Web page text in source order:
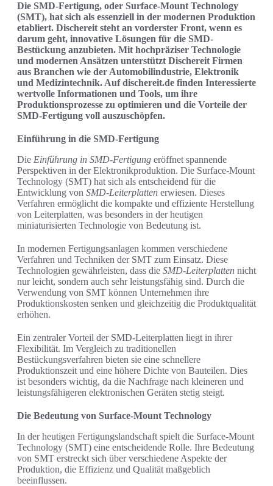
Die SMD-Fertigung, oder Surface-Mount Technology
(SMT), hat sich als essenziell in der modernen Produktion
etabliert. Dischereit steht an vorderster Front, wenn es
darum geht, innovative Lösungen für die SMD-
Bestückung anzubieten. Mit hochpräziser Technologie
und modernen Ansätzen unterstützt Dischereit Firmen
aus Branchen wie der Automobilindustrie, Elektronik
und Medizintechnik. Auf dischereit.de finden Interessierte
wertvolle Informationen und Tools, um ihre
Produktionsprozesse zu optimieren und die Vorteile der
SMD-Fertigung voll auszuschöpfen.
Einführung in die SMD-Fertigung
Die Einführung in SMD-Fertigung eröffnet spannende
Perspektiven in der Elektronikproduktion. Die Surface-Mount
Technology (SMT) hat sich als entscheidend für die
Entwicklung von SMD-Leiterplatten erwiesen. Dieses
Verfahren ermöglicht die kompakte und effiziente Herstellung
von Leiterplatten, was besonders in der heutigen
miniaturisierten Technologie von Bedeutung ist.
In modernen Fertigungsanlagen kommen verschiedene
Verfahren und Techniken der SMT zum Einsatz. Diese
Technologien gewährleisten, dass die SMD-Leiterplatten nicht
nur leicht, sondern auch sehr leistungsfähig sind. Durch die
Verwendung von SMT können Unternehmen ihre
Produktionskosten senken und gleichzeitig die Produktqualität
erhöhen.
Ein zentraler Vorteil der SMD-Leiterplatten liegt in ihrer
Flexibilität. Im Vergleich zu traditionellen
Bestückungsverfahren bieten sie eine schnellere
Produktionszeit und eine höhere Dichte von Bauteilen. Dies
ist besonders wichtig, da die Nachfrage nach kleineren und
leistungsfähigeren elektronischen Geräten stetig steigt.
Die Bedeutung von Surface-Mount Technology
In der heutigen Fertigungslandschaft spielt die Surface-Mount
Technology (SMT) eine entscheidende Rolle. Ihre Bedeutung
von SMT erstreckt sich über verschiedene Aspekte der
Produktion, die Effizienz und Qualität maßgeblich
beeinflussen.